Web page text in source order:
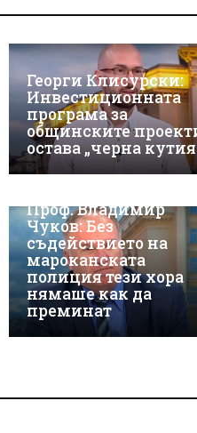
Георги Клисурски:
Инвестиционната
програма за
общинските
остава „черна кутия
Проф. Владимир
Чуков: Без
съдействието на
мароканската
полиция тези хора
нямаше как да
преминат